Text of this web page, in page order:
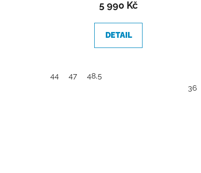
5 990 Kč
DETAIL
44 47 48,5
36